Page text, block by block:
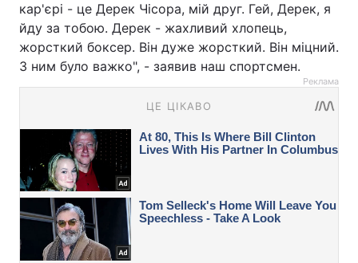
кар'єрі - це Дерек Чісора, мій друг. Гей, Дерек, я
йду за тобою. Дерек - жахливий хлопець,
жорсткий боксер. Він дуже жорсткий. Він міцний.
З ним було важко", - заявив наш спортсмен.
Реклама